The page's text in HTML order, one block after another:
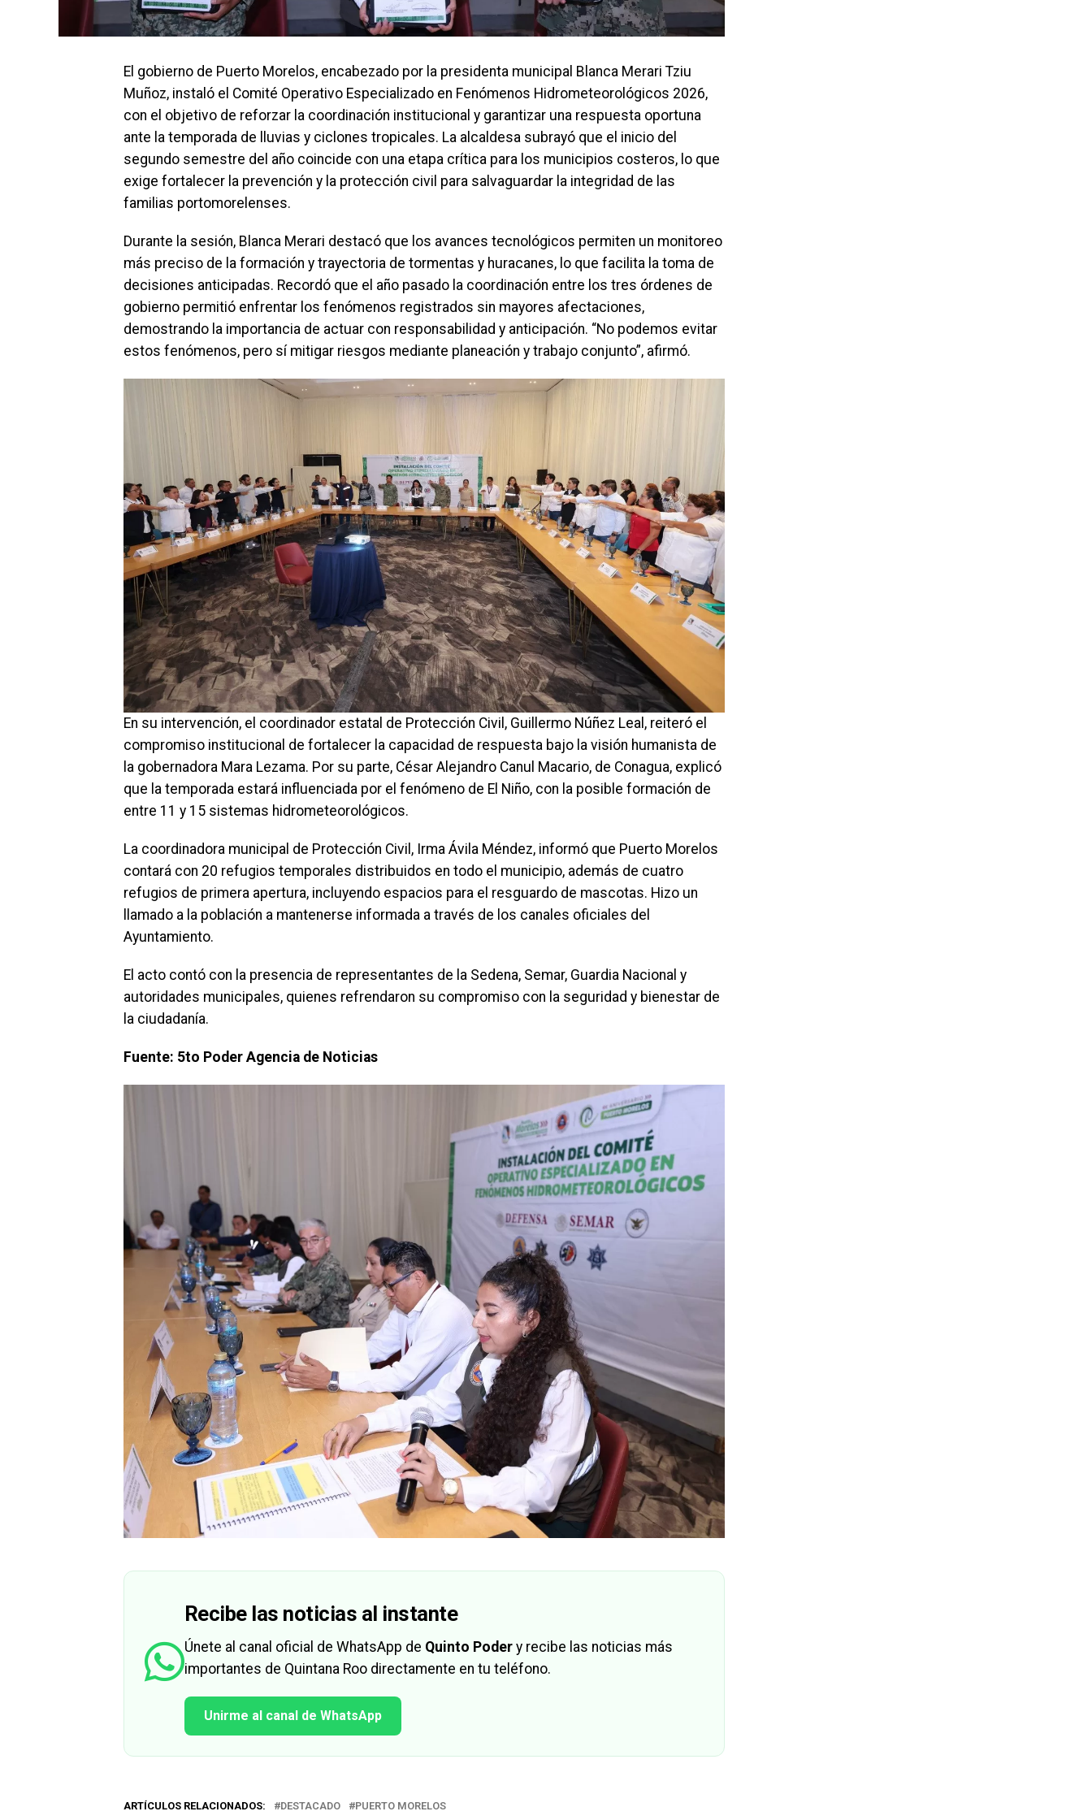
El gobierno de Puerto Morelos, encabezado por la presidenta municipal Blanca Merari Tziu
Muñoz, instaló el Comité Operativo Especializado en Fenómenos Hidrometeorológicos 2026,
con el objetivo de reforzar la coordinación institucional y garantizar una respuesta oportuna
ante la temporada de lluvias y ciclones tropicales. La alcaldesa subrayó que el inicio del
segundo semestre del año coincide con una etapa crítica para los municipios costeros, lo que
exige fortalecer la prevención y la protección civil para salvaguardar la integridad de las
familias portomorelenses.
Durante la sesión, Blanca Merari destacó que los avances tecnológicos permiten un monitoreo
más preciso de la formación y trayectoria de tormentas y huracanes, lo que facilita la toma de
decisiones anticipadas. Recordó que el año pasado la coordinación entre los tres órdenes de
gobierno permitió enfrentar los fenómenos registrados sin mayores afectaciones,
demostrando la importancia de actuar con responsabilidad y anticipación. “No podemos evitar
estos fenómenos, pero sí mitigar riesgos mediante planeación y trabajo conjunto”, afirmó.
En su intervención, el coordinador estatal de Protección Civil, Guillermo Núñez Leal, reiteró el
compromiso institucional de fortalecer la capacidad de respuesta bajo la visión humanista de
la gobernadora Mara Lezama. Por su parte, César Alejandro Canul Macario, de Conagua, explicó
que la temporada estará influenciada por el fenómeno de El Niño, con la posible formación de
entre 11 y 15 sistemas hidrometeorológicos.
La coordinadora municipal de Protección Civil, Irma Ávila Méndez, informó que Puerto Morelos
contará con 20 refugios temporales distribuidos en todo el municipio, además de cuatro
refugios de primera apertura, incluyendo espacios para el resguardo de mascotas. Hizo un
llamado a la población a mantenerse informada a través de los canales oficiales del
Ayuntamiento.
El acto contó con la presencia de representantes de la Sedena, Semar, Guardia Nacional y
autoridades municipales, quienes refrendaron su compromiso con la seguridad y bienestar de
la ciudadanía.
Fuente: 5to Poder Agencia de Noticias
Recibe las noticias al instante
Únete al canal oficial de WhatsApp de Quinto Poder y recibe las noticias más
importantes de Quintana Roo directamente en tu teléfono.
Unirme al canal de WhatsApp
ARTÍCULOS RELACIONADOS: DESTACADO PUERTO MORELOS